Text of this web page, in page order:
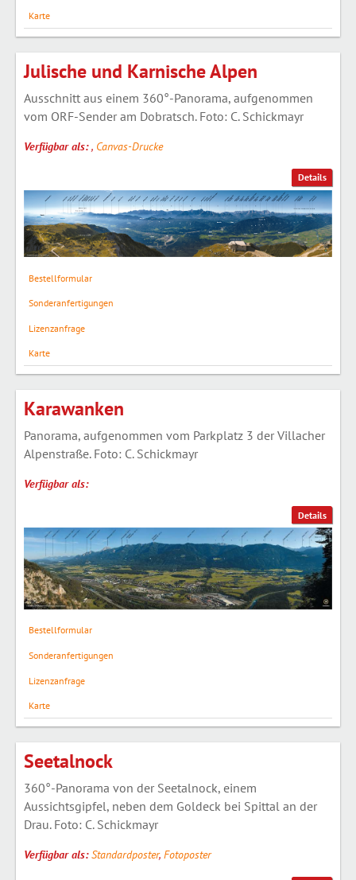
Karte
Details
Julische und Karnische Alpen
Ausschnitt aus einem 360°-Panorama, aufgenommen
vom ORF-Sender am Dobratsch. Foto: C. Schickmayr
Verfügbar als:, Canvas-Drucke
Bestellformular
Sonderanfertigungen
Lizenzanfrage
Karte
Details
Karawanken
Panorama, aufgenommen vom Parkplatz 3 der Villacher
Alpenstraße. Foto: C. Schickmayr
Verfügbar als:
Bestellformular
Sonderanfertigungen
Lizenzanfrage
Karte
Seetalnock
360°-Panorama von der Seetalnock, einem
Aussichtsgipfel, neben dem Goldeck bei Spittal an der
Drau. Foto: C. Schickmayr
Verfügbar als:Standardposter, Fotoposter